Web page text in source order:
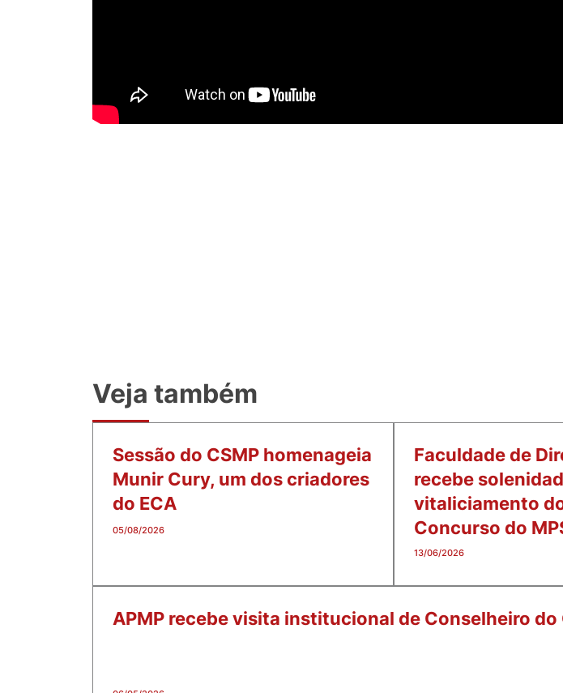
Veja também
Sessão do CSMP homenageia
Munir Cury, um dos criadores
do ECA
05/08/2026
Faculdade de
recebe
vitaliciamento
Concurso do
13/06/2026
APMP recebe visita institucional de Conselheiro do